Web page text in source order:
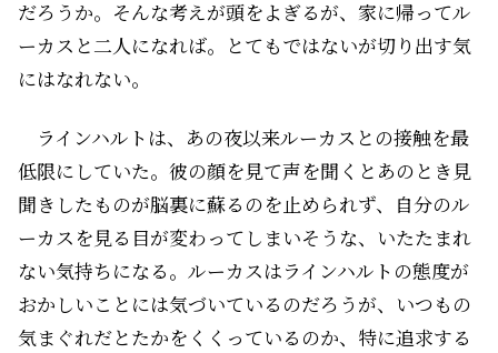
だろうか。そんな考えが頭をよぎるが、家に帰ってル
ーカスと二人になれば。とてもではないが切り出す気
にはなれない。
ラインハルトは、あの夜以来ルーカスとの接触を最
低限にしていた。彼の顔を見て声を聞くとあのとき見
聞きしたものが脳裏に蘇るのを止められず、自分のル
ーカスを見る目が変わってしまいそうな、いたたまれ
ない気持ちになる。ルーカスはラインハルトの態度が
おかしいことには気づいているのだろうが、いつもの
気まぐれだとたかをくくっているのか、特に追求する